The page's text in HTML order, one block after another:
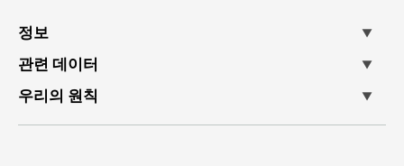
정보
관련 데이터
우리의 원칙